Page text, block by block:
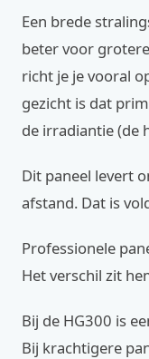
Een brede
beter voor
richt je je vooral
gezicht is dat
de irradiantie (de
Dit paneel levert
afstand. Dat is
Professionele
Het verschil zit
Bij de HG300 is
Bij krachtigere